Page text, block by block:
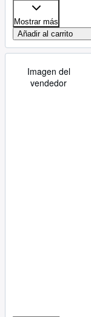
Mostrar más
Añadir al carrito